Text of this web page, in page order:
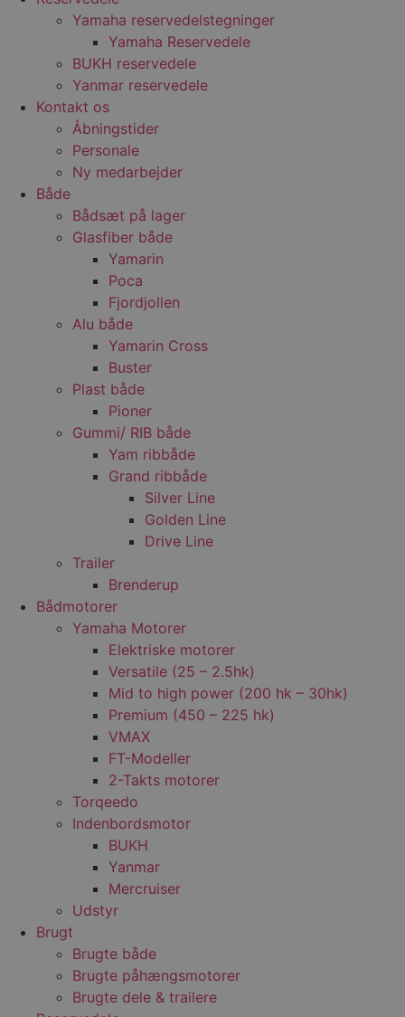
Yamaha reservedelstegninger
Yamaha Reservedele
BUKH reservedele
Yanmar reservedele
Kontakt os
Åbningstider
Personale
Ny medarbejder
Både
Bådsæt på lager
Glasfiber både
Yamarin
Poca
Fjordjollen
Alu både
Yamarin Cross
Buster
Plast både
Pioner
Gummi/ RIB både
Yam ribbåde
Grand ribbåde
Silver Line
Golden Line
Drive Line
Trailer
Brenderup
Bådmotorer
Yamaha Motorer
Elektriske motorer
Versatile (25 – 2.5hk)
Mid to high power (200 hk – 30hk)
Premium (450 – 225 hk)
VMAX
FT-Modeller
2-Takts motorer
Torqeedo
Indenbordsmotor
BUKH
Yanmar
Mercruiser
Udstyr
Brugt
Brugte både
Brugte påhængsmotorer
Brugte dele & trailere